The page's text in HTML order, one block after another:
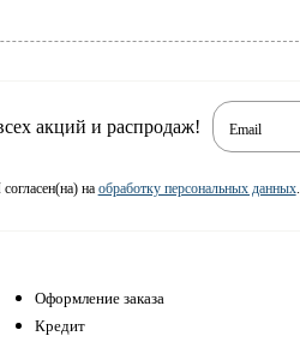
акций и распродаж! Email
я согласен(на) на обработку персональных данных.
Оформление заказа
Кредит